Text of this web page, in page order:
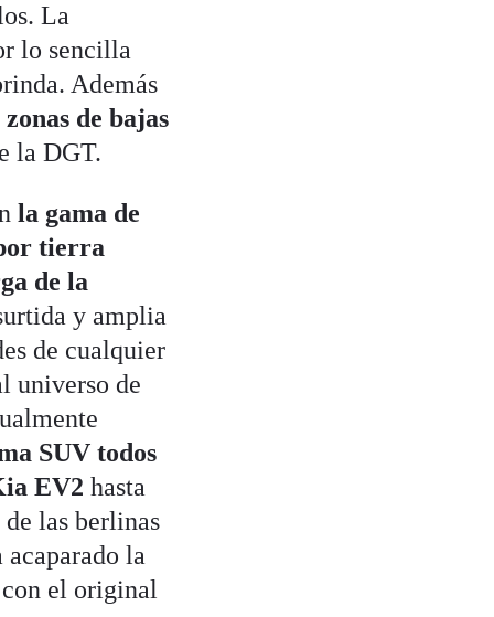
La
lo sencilla
Además
de bajas
la DGT.
la gama de
tierra
de la
y amplia
de cualquier
universo de
SUV todos
EV2 hasta
las berlinas
la
el original